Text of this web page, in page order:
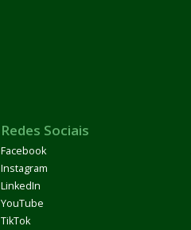
Redes Sociais
Facebook
Instagram
LinkedIn
YouTube
TikTok